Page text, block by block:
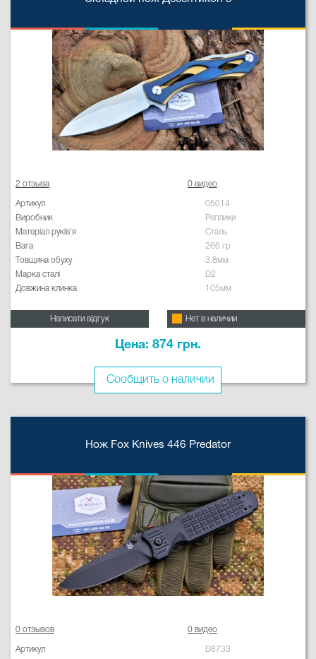
2 отзыва 0 видео
Артикул
05014
Виробник
Реплики
Матеріал руків'я
Сталь
Вага
266 гр
Товщина обуху
3.8мм
Марка сталі
D2
Довжина клинка
105мм
Написати відгук Нет в наличии
Цена: 874 грн.
Сообщить о наличии
Нож Fox Knives 446 Predator
0 отзывов 0 видео
Артикул
D8733